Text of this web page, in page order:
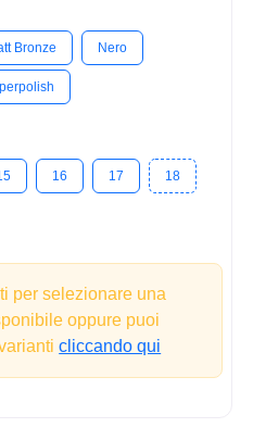
Bronze Nero
16 17 18
per selezionare una
oppure puoi
cliccando qui